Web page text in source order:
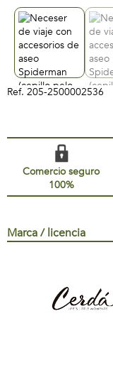
Ref. 205-2500002536
Comercio seguro
100%
Marca / licencia